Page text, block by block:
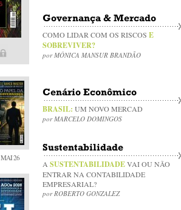
MAI 26
Governança & Mercado
COMO LIDAR COM OS RISCOS E
SOBREVIVER?
por MÔNICA MANSUR BRANDÃO
Cenário Econômico
BRASIL: UM NOVO MERCAD
por MARCELO DOMINGOS
Sustentabilidade
A SUSTENTABILIDADEVAI OU NÃO
ENTRAR NA CONTABILIDADE
EMPRESARIAL?
por ROBERTO GONZALEZ